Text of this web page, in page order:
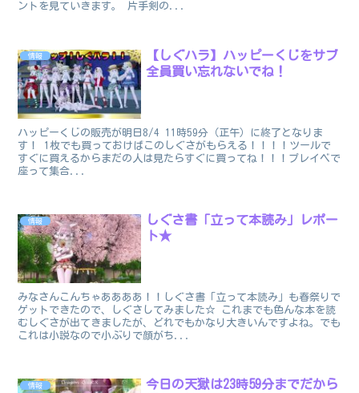
ントを見ていきます。 片手剣の...
情報
【しぐハラ】ハッピーくじをサブ
全員買い忘れないでね！
ハッピーくじの販売が明日8/4 11時59分（正午）に終了となりま
す！ 1枚でも買っておけばこのしぐさがもらえる！！！！ツールで
すぐに買えるからまだの人は見たらすぐに買ってね！！！プレイベで
座って集合...
情報
しぐさ書「立って本読み」レポー
ト★
みなさんこんちゃああああ！！しぐさ書「立って本読み」も春祭りで
ゲットできたので、しぐさしてみました☆ これまでも色んな本を読
むしぐさが出てきましたが、どれでもかなり大きいんですよね。でも
これは小説なので小ぶりで顔がち...
情報
今日の天獄は23時59分までだから